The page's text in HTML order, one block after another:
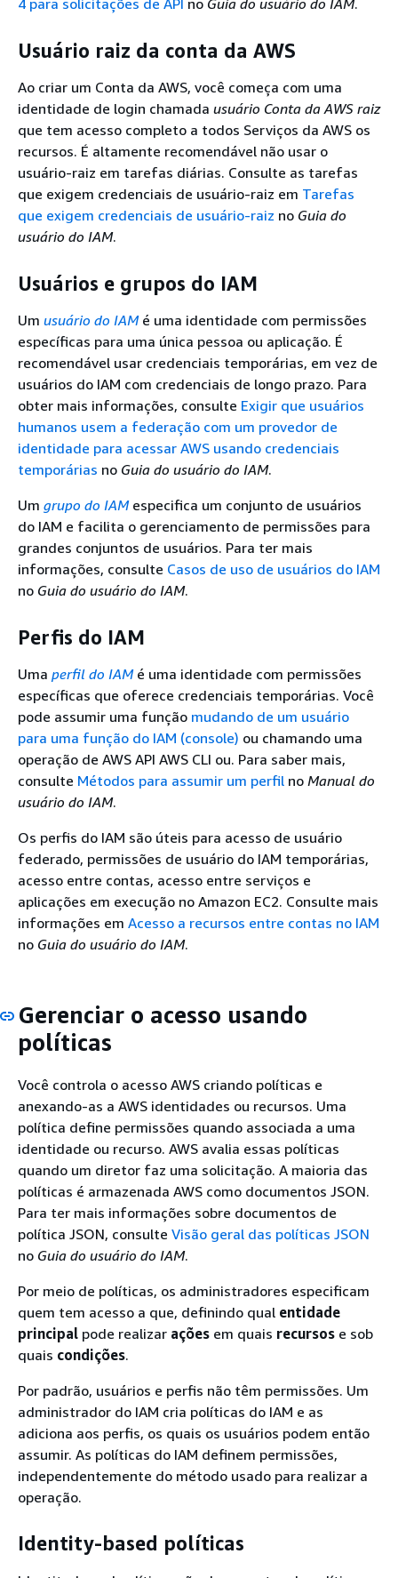
4 para solicitações de API no Guia do usuário do IAM.
Usuário raiz da conta da AWS
Ao criar um Conta da AWS, você começa com uma
identidade de login chamada usuário Conta da AWS raiz
que tem acesso completo a todos Serviços da AWS os
recursos. É altamente recomendável não usar o
usuário-raiz em tarefas diárias. Consulte as tarefas
que exigem credenciais de usuário-raiz em Tarefas
que exigem credenciais de usuário-raiz no Guia do
usuário do IAM.
Usuários e grupos do IAM
Um usuário do IAMé uma identidade com permissões
específicas para uma única pessoa ou aplicação. É
recomendável usar credenciais temporárias, em vez de
usuários do IAM com credenciais de longo prazo. Para
obter mais informações, consulte Exigir que usuários
humanos usem a federação com um provedor de
identidade para acessar AWS usando credenciais
temporárias no Guia do usuário do IAM.
Um grupo do IAMespecifica um conjunto de usuários
do IAM e facilita o gerenciamento de permissões para
grandes conjuntos de usuários. Para ter mais
informações, consulte Casos de uso de usuários do IAM
no Guia do usuário do IAM.
Perfis do IAM
Uma perfil do IAMé uma identidade com permissões
específicas que oferece credenciais temporárias. Você
pode assumir uma função mudando de um usuário
para uma função do IAM (console) ou chamando uma
operação de AWS API AWS CLI ou. Para saber mais,
consulte Métodos para assumir um perfil no Manual do
usuário do IAM.
Os perfis do IAM são úteis para acesso de usuário
federado, permissões de usuário do IAM temporárias,
acesso entre contas, acesso entre serviços e
aplicações em execução no Amazon EC2. Consulte mais
informações em Acesso a recursos entre contas no IAM
no Guia do usuário do IAM.
Gerenciar o acesso usando
políticas
Você controla o acesso AWS criando políticas e
anexando-as a AWS identidades ou recursos. Uma
política define permissões quando associada a uma
identidade ou recurso. AWS avalia essas políticas
quando um diretor faz uma solicitação. A maioria das
políticas é armazenada AWS como documentos JSON.
Para ter mais informações sobre documentos de
política JSON, consulte Visão geral das políticas JSON
no Guia do usuário do IAM.
Por meio de políticas, os administradores especificam
quem tem acesso a que, definindo qual entidade
principal pode realizar ações em quais recursos e sob
quais condições.
Por padrão, usuários e perfis não têm permissões. Um
administrador do IAM cria políticas do IAM e as
adiciona aos perfis, os quais os usuários podem então
assumir. As políticas do IAM definem permissões,
independentemente do método usado para realizar a
operação.
Identity-based políticas